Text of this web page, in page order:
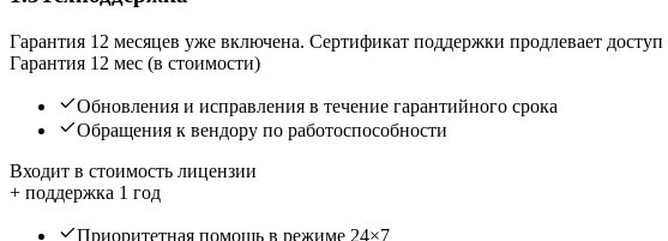
Гарантия 12 месяцев уже включена. Сертификат поддержки продлевает
Гарантия 12 мес (в стоимости)
Обновления и исправления в течение гарантийного срока
Обращения к вендору по работоспособности
Входит в стоимость лицензии
+ поддержка 1 год
Приоритетная помощь в режиме 24×7